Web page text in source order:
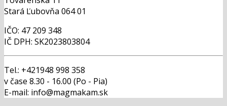
Stará Ľubovňa 064 01
IČO: 47 209 348
IČ DPH: SK2023803804
Tel.: +421948 998 358
v čase 8.30 - 16.00 (Po - Pia)
E-mail: info@magmakam.sk